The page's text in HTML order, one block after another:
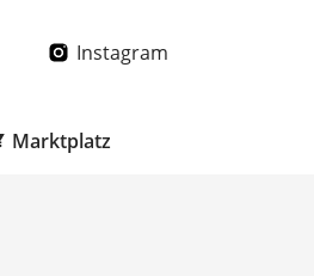
Instagram
Marktplatz